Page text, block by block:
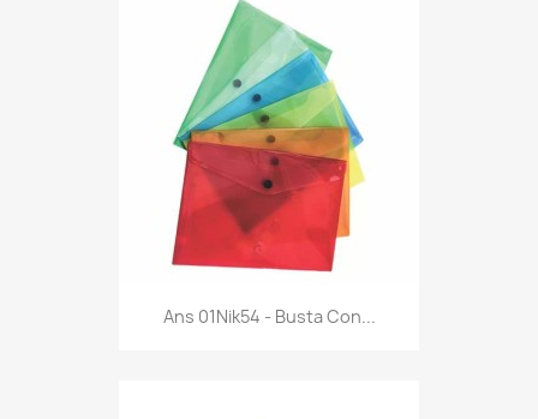
Anteprima
Ans 01Nik54 - Busta Con...